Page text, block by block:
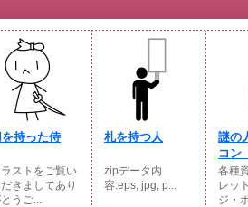
を持った侍
ストをご覧い
きましてあり
うご...
札を持つ人
zipデータ内
容:eps, jpg, p...
謎の
コン
各種
レッ
ジ・